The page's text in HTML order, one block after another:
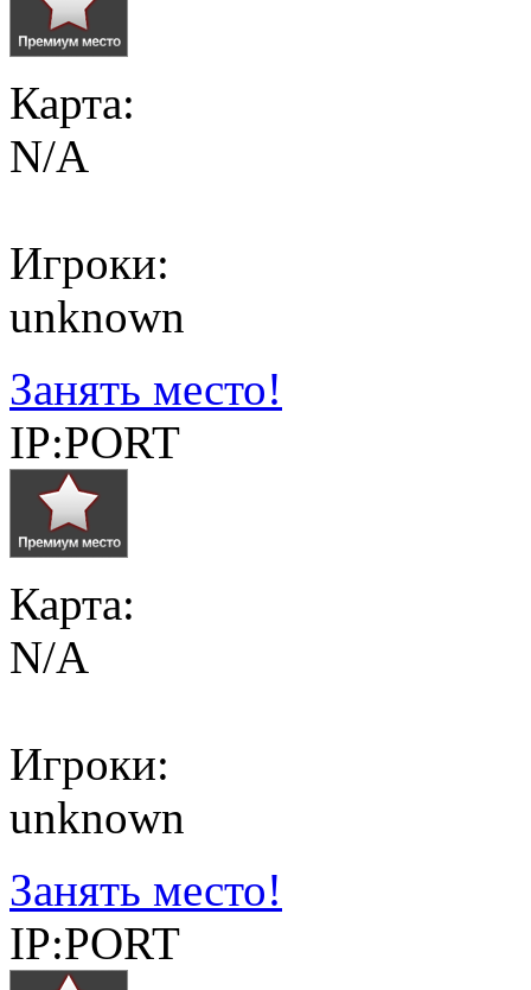
Карта:
N/A
Игроки:
unknown
Занять место!
IP:PORT
Карта:
N/A
Игроки:
unknown
Занять место!
IP:PORT